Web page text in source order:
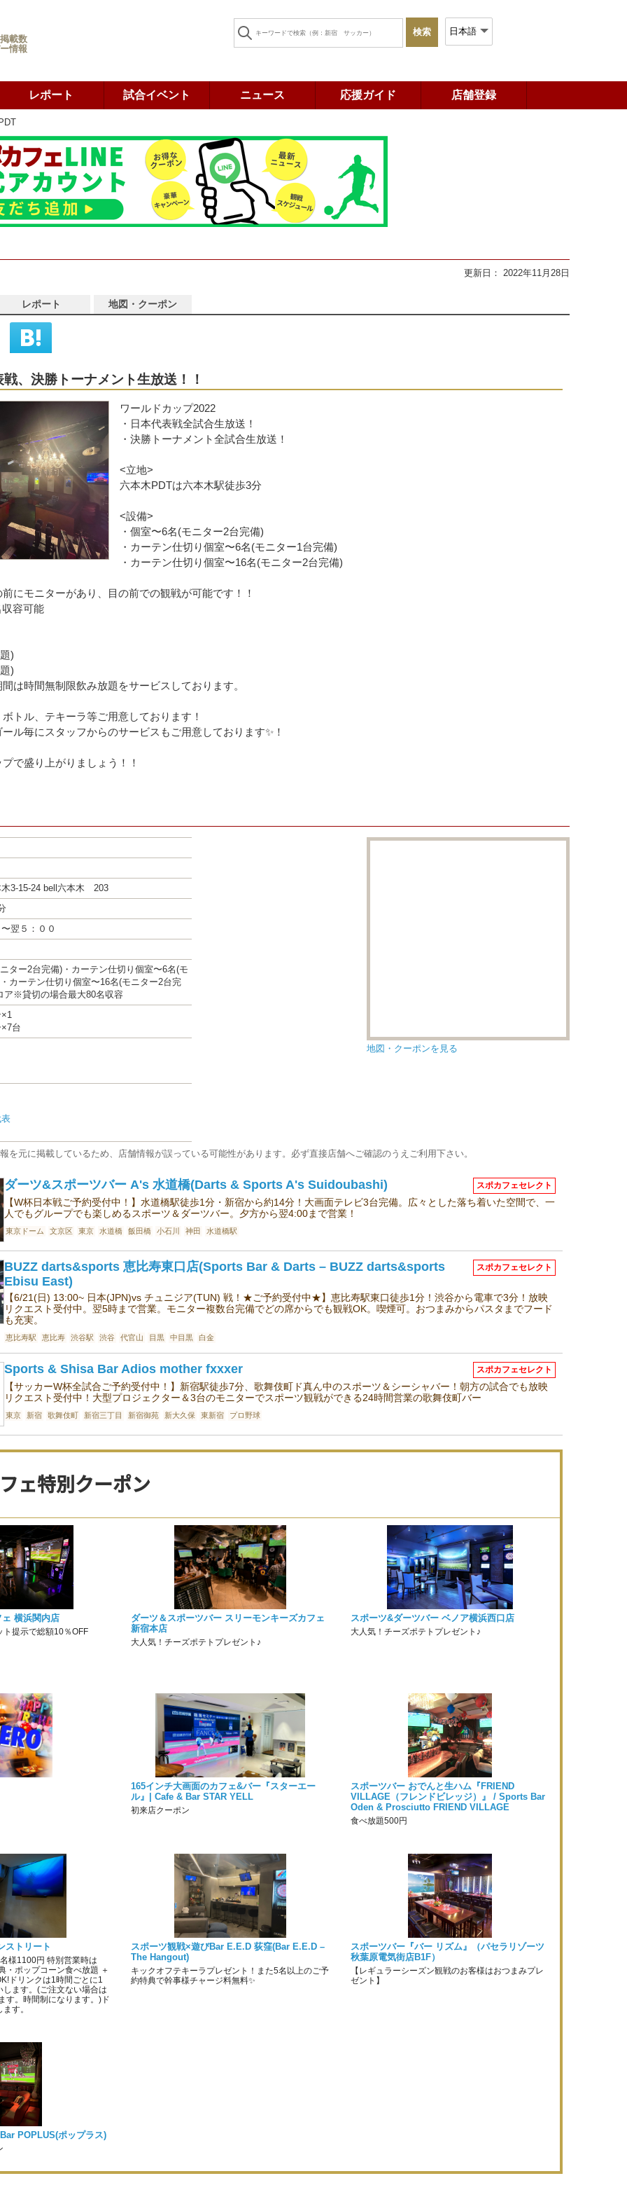
載数
情報
レポート 試合イベント ニュース 応援ガイド 店舗登録
更新日： 2022年11月28日
レポート 地図・クーポン
ェア はてな
、決勝トーナメント生放送！！
ワールドカップ2022
・日本代表戦全試合生放送！
・決勝トーナメント全試合生放送！
<立地>
六本木PDTは六本木駅徒歩3分
<設備>
・個室〜6名(モニター2台完備)
・カーテン仕切り個室〜6名(モニター1台完備)
・カーテン仕切り個室〜16名(モニター2台完備)
にモニターがあり、目の前での観戦が可能です！！
容可能
)
)
は時間無制限飲み放題をサービスしております。
トル、テキーラ等ご用意しております！
ル毎にスタッフからのサービスもご用意しております✨！
で盛り上がりましょう！！
木3-15-24 bell六本木 203
翌５：００
ター2台完備)・カーテン仕切り個室〜6名(モ
カーテン仕切り個室〜16名(モニター2台完
ア※貸切の場合最大80名収容
×1
台
地図・クーポンを見る
を元に掲載しているため、店舗情報が誤っている可能性があります。必ず直接店舗へご確認のうえご利用下さい。
ダーツ&スポーツバー A's 水道橋(Darts & Sports A's Suidoubashi) スポカフェセレクト
【W杯日本戦ご予約受付中！】水道橋駅徒歩1分・新宿から約14分！大画面テレビ3台完備。広々とした落ち着いた空間で、一
人でもグループでも楽しめるスポーツ＆ダーツバー。夕方から翌4:00まで営業！
東京ドーム 文京区 東京 水道橋 飯田橋 小石川 神田 水道橋駅
BUZZ darts&sports 恵比寿東口店(Sports Bar & Darts – BUZZ darts&sports
Ebisu East)
スポカフェセレクト
【6/21(日) 13:00~ 日本(JPN)vs チュニジア(TUN) 戦！★ご予約受付中★】恵比寿駅東口徒歩1分！渋谷から電車で3分！放映
リクエスト受付中。翌5時まで営業。モニター複数台完備でどの席からでも観戦OK。喫煙可。おつまみからパスタまでフード
も充実。
恵比寿駅 恵比寿 渋谷駅 渋谷 代官山 目黒 中目黒 白金
Sports & Shisa Bar Adios mother fxxxer スポカフェセレクト
【サッカーW杯全試合ご予約受付中！】新宿駅徒歩7分、歌舞伎町ド真ん中のスポーツ＆シーシャバー！朝方の試合でも放映
リクエスト受付中！大型プロジェクター＆3台のモニターでスポーツ観戦ができる24時間営業の歌舞伎町バー
東京 新宿 歌舞伎町 新宿三丁目 新宿御苑 新大久保 東新宿 プロ野球
ェ特別クーポン
横浜関内店
提示で総額10％OFF
ダーツ＆スポーツバー スリーモンキーズカフェ
新宿本店
大人気！チーズポテトプレゼント♪
スポーツ&ダーツバー ベノア横浜西口店
大人気！チーズポテトプレゼント♪
165インチ大画面のカフェ&バー『スターエー
ル』| Cafe & Bar STAR YELL
初来店クーポン
スポーツバー おでんと生ハム『FRIEND
VILLAGE（フレンドビレッジ）』 / Sports Bar
Oden & Prosciutto FRIEND VILLAGE
食べ放題500円
ストリート
様1100円 特別営業時は
・ポップコーン食べ放題 ＋
ドリンクは1時間ごとに1
ます。(ご注文ない場合は
す。時間制になります。)ド
す。
スポーツ観戦×遊びBar E.E.D 荻窪(Bar E.E.D –
The Hangout)
キックオフテキーラプレゼント！また5名以上のご予
約特典で幹事様チャージ料無料✨
スポーツバー『バー リズム』（パセラリゾーツ
秋葉原電気街店B1F）
【レギュラーシーズン観戦のお客様はおつまみプレ
ゼント】
POPLUS(ポップラス)